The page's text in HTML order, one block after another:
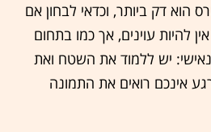
הוא דק ביותר, וכדאי לבחון אם
להיות עוינים, אך כמו בתחום
יש ללמוד את השטח ואת
אינכם רואים את התמונה